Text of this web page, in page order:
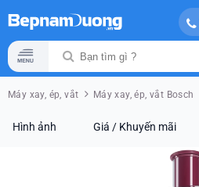
Máy xay, ép, vắt Máy xay, ép, vắt Bosch
Hình ảnh Giá / Khuyến mãi